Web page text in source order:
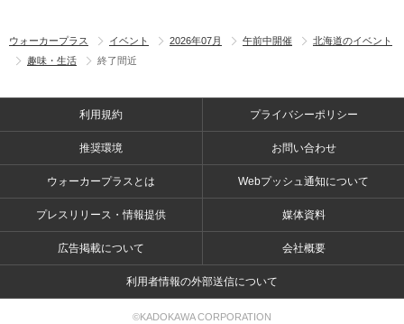
ウォーカープラス イベント 2026年07月 午前中開催
北海道のイベント
趣味・生活
終了間近
利用規約 プライバシーポリシー
推奨環境 お問い合わせ
ウォーカープラスとは Webプッシュ通知について
プレスリリース・情報提供 媒体資料
広告掲載について 会社概要
利用者情報の外部送信について
©KADOKAWA CORPORATION